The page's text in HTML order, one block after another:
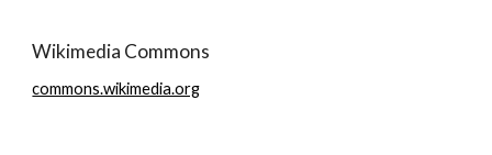
Wikimedia Commons
commons.wikimedia.org